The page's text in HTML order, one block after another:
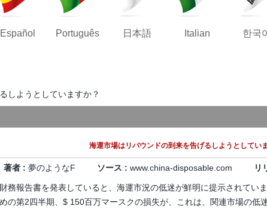
Español Português 日本語 Italian 한국
しようとしていますか？
海運市場はリバウンドの到来を告げるしようとしてい
著者 : 夢のようなF ソース : www.china-disposable.com リ
務報告書を発表していると、海運市況の低迷が鮮明に提示されてい
の第2四半期、$ 150百万マースクの損失が、これは、関連市場の低